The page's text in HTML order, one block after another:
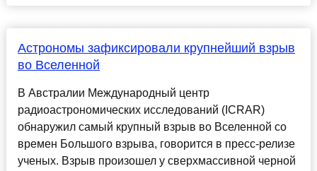
Астрономы зафиксировали крупнейший взрыв
во Вселенной
В Австралии Международный центр
радиоастрономических исследований (ICRAR)
обнаружил самый крупный взрыв во Вселенной со
времен Большого взрыва, говорится в пресс-релизе
ученых. Взрыв произошел у сверхмассивной черной